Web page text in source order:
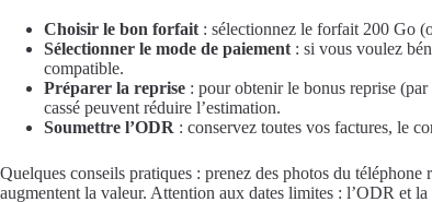
Choisir le bon forfait : sélectionnez le forfait 200 Go
Sélectionner le mode de paiement : si vous voulez
compatible.
Préparer la reprise : pour obtenir le bonus reprise
cassé peuvent réduire l’estimation.
Soumettre l’ODR : conservez toutes vos factures, le
Quelques conseils pratiques : prenez des photos du
augmentent la valeur. Attention aux dates limites : l’ODR et